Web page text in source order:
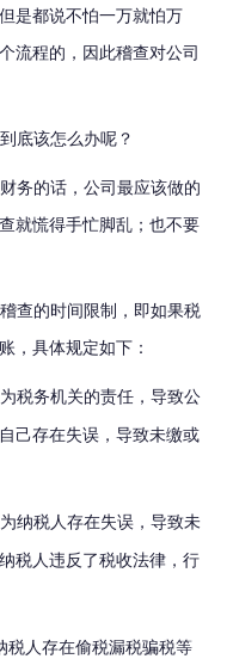
是都说不怕一万就怕万
流程的，因此稽查对公司
底该怎么办呢？
务的话，公司最应该做的
就慌得手忙脚乱；也不要
查的时间限制，即如果税
，具体规定如下：
税务机关的责任，导致公
己存在失误，导致未缴或
纳税人存在失误，导致未
税人违反了税收法律，行
税人存在偷税漏税骗税等